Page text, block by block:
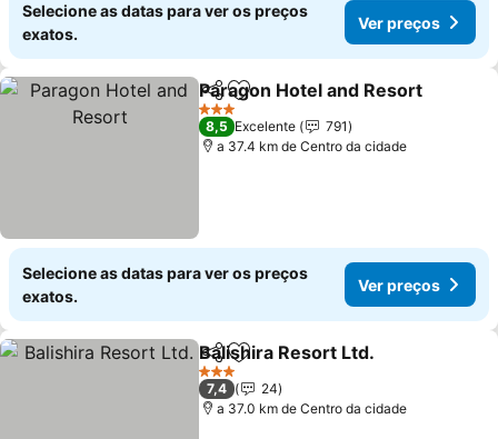
Selecione as datas para ver os preços
exatos.
Ver preços
PartilharAdicionar aos favoritos
Paragon Hotel and Resort
3 Estrelas
8,5 Excelente
791
a 37.4 km de Centro da cidade
Selecione as datas para ver os preços
exatos.
Ver preços
PartilharAdicionar aos favoritos
Balishira Resort Ltd.
3 Estrelas
7,4
24
a 37.0 km de Centro da cidade